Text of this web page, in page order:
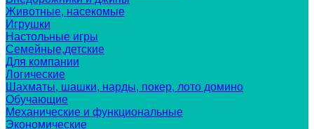
Животные, насекомые
Игрушки
Настольные игры
Семейные,детские
Для компании
Логические
Шахматы, шашки, нарды, покер, лото домино
Обучающие
Механические и функциональные
Экономические